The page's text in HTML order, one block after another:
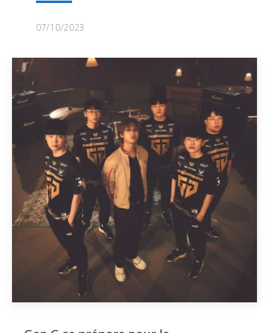
07/10/2023